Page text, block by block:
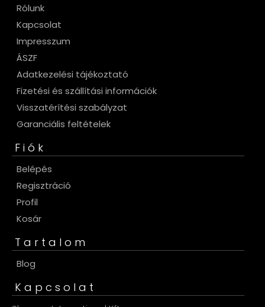
Rólunk
Kapcsolat
Impresszum
ÁSZF
Adatkezelési tájékoztató
Fizetési és szállítási információk
Visszatérítési szabályzat
Garanciális feltételek
Fiók
Belépés
Regisztráció
Profil
Kosár
Tartalom
Blog
Kapcsolat